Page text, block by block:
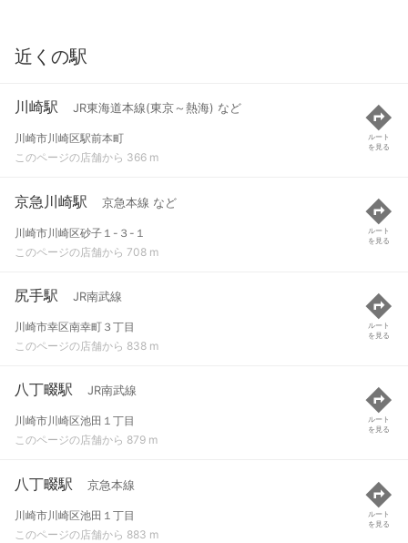
近くの駅
川崎駅 JR東海道本線(東京～熱海) など
川崎市川崎区駅前本町
このページの店舗から 366 m
ルート
を見る
京急川崎駅 京急本線 など
川崎市川崎区砂子１-３-１
このページの店舗から 708 m
ルート
を見る
尻手駅 JR南武線
川崎市幸区南幸町３丁目
このページの店舗から 838 m
ルート
を見る
八丁畷駅 JR南武線
川崎市川崎区池田１丁目
このページの店舗から 879 m
ルート
を見る
八丁畷駅 京急本線
川崎市川崎区池田１丁目
このページの店舗から 883 m
ルート
を見る